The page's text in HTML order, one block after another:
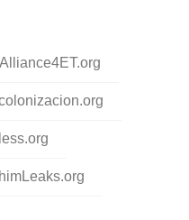
Alliance4ET.org